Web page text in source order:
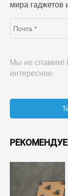
мира гаджетов
Мы не спамим!
интересное.